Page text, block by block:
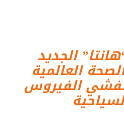
الجديد
العالمية
الفيروس